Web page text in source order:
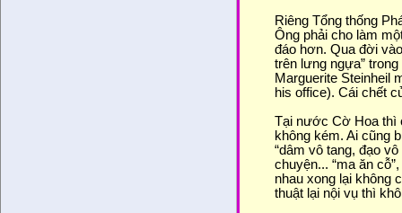
Riêng Tổng thống
Ông phải cho làm
đáo hơn. Qua đời
trên lưng ngựa”
Marguerite Steinheil
his office). Cái chết
Tại nước Cờ Hoa thì
không kém. Ai cũng
“dâm vô tang, đạo
chuyện... “ma ăn
nhau xong lại không
thuật lại nội vụ thì